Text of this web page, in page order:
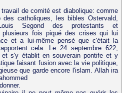
de comité est diabolique: comme
catholiques, les bibles Ostervald,
Segond des protestants et
plusieurs fois piqué des crises qui lui
et a lui-même pensé que c'était la
cela. Le 24 septembre 622,
et s'y établit en souverain pontife et y
faisant fusion avec la vie politique,
que garde encore l'islam. Allah ira